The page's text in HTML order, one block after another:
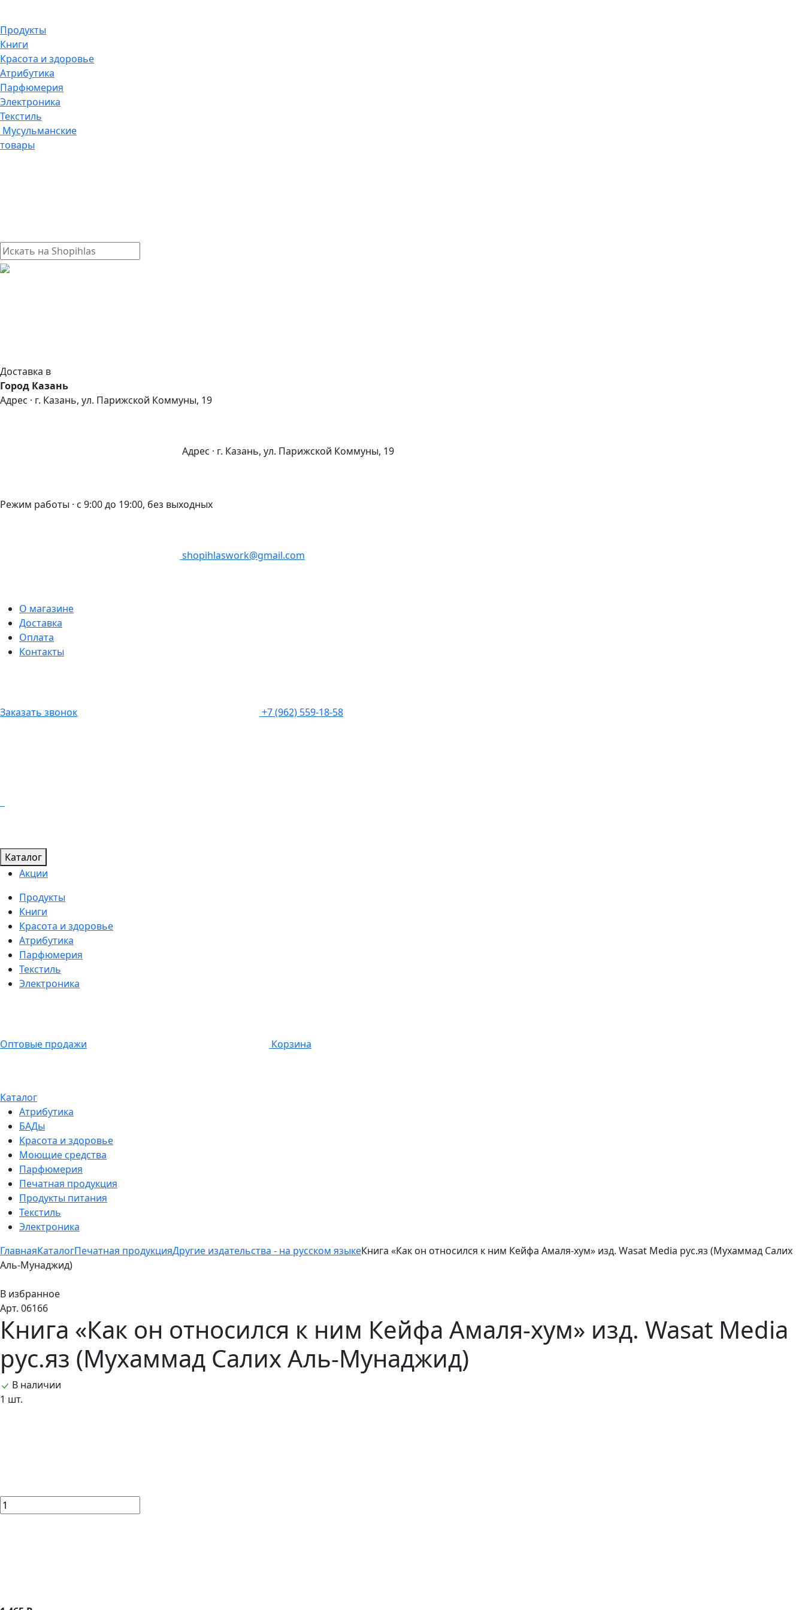
Продукты
Книги
Красота и здоровье
Атрибутика
Парфюмерия
Электроника
Текстиль
Мусульманские
товары
Доставка в
Город Казань
Адрес · г. Казань, ул. Парижской Коммуны, 19
Адрес · г. Казань, ул. Парижской Коммуны, 19
Режим работы · с 9:00 до 19:00, без выходных
shopihlaswork@gmail.com
О магазине
Доставка
Оплата
Контакты
Заказать звонок +7 (962) 559-18-58
Каталог
Акции
Продукты
Книги
Красота и здоровье
Атрибутика
Парфюмерия
Текстиль
Электроника
Оптовые продажи Корзина
Каталог
Атрибутика
БАДы
Красота и здоровье
Моющие средства
Парфюмерия
Печатная продукция
Продукты питания
Текстиль
Электроника
ГлавнаяКаталогПечатная продукцияДругие издательства - на русском языкеКнига «Как он относился к ним Кейфа Амаля-хум» изд. Wasat Media рус.яз (Мухаммад Салих
Аль-Мунаджид)
В избранное
Арт. 06166
Книга «Как он относился к ним Кейфа Амаля-хум» изд. Wasat Media
рус.яз (Мухаммад Салих Аль-Мунаджид)
В наличии
1 шт.